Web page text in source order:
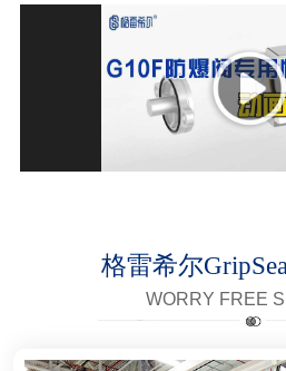
格雷希尔
WORRY FREE